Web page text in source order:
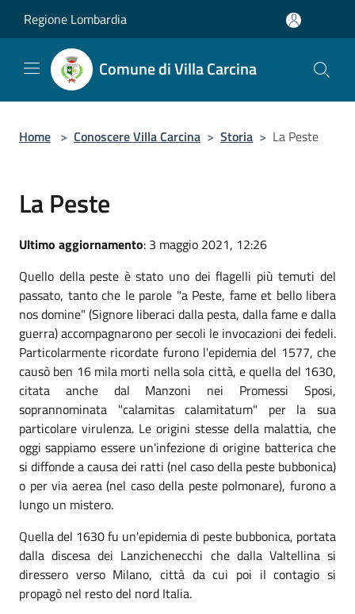
Regione Lombardia
Comune di Villa Carcina
Home > Conoscere Villa Carcina > Storia > La Peste
La Peste
Ultimo aggiornamento: 3 maggio 2021, 12:26
Quello della peste è stato uno dei flagelli più temuti del
passato, tanto che le parole "a Peste, fame et bello libera
nos domine" (Signore liberaci dalla pesta, dalla fame e dalla
guerra) accompagnarono per secoli le invocazioni dei fedeli.
Particolarmente ricordate furono l'epidemia del 1577, che
causò ben 16 mila morti nella sola città, e quella del 1630,
citata anche dal Manzoni nei Promessi Sposi,
soprannominata "calamitas calamitatum" per la sua
particolare virulenza. Le origini stesse della malattia, che
oggi sappiamo essere un'infezione di origine batterica che
si diffonde a causa dei ratti (nel caso della peste bubbonica)
o per via aerea (nel caso della peste polmonare), furono a
lungo un mistero.
Quella del 1630 fu un'epidemia di peste bubbonica, portata
dalla discesa dei Lanzichenecchi che dalla Valtellina si
diressero verso Milano, città da cui poi il contagio si
propagò nel resto del nord Italia.